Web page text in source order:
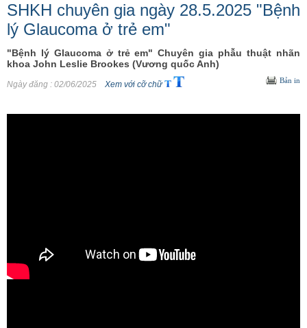
SHKH chuyên gia ngày 28.5.2025 "Bệnh
lý Glaucoma ở trẻ em"
"Bệnh lý Glaucoma ở trẻ em" Chuyên gia phẫu thuật nhãn
khoa John Leslie Brookes (Vương quốc Anh)
Ngày đăng : 02/06/2025 Xem với cỡ chữ Bản in